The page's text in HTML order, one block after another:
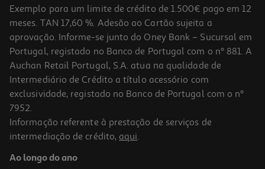
-10%
Livro O Princípio De Peter
14.85 €/un
Exemplo para um limite de crédito de 1.500€ pago em 12
meses. TAN 17,60 %. Adesão ao Cartão sujeita a
aprovação. Informe-se junto do Oney Bank – Sucursal em
Portugal, registado no Banco de Portugal com o nº 881. A
Auchan Retail Portugal, S.A. atua na qualidade de
Intermediário de Crédito a título acessório com
exclusividade, registado no Banco de Portugal com o nº
7952.
Informação referente à prestação de serviços de
intermediação de crédito, aqui.
Ao longo do ano